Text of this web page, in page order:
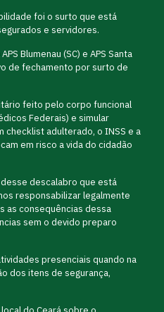
foi o surto que está
e servidores.
Blumenau (SC) e APS Santa
de fechamento por surto de
feito pelo corpo funcional
Federais) e simular
adulterado, o INSS e a
em risco a vida do cidadão
desse descalabro que está
responsabilizar legalmente
as consequências dessa
sem o devido preparo
presenciais quando na
dos itens de segurança,